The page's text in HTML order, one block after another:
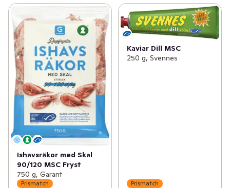
Ishavsräkor med Skal
90/120 MSC Fryst
750 g, Garant
Prismatch
Kaviar Dill MSC
250 g, Svennes
Prismatch